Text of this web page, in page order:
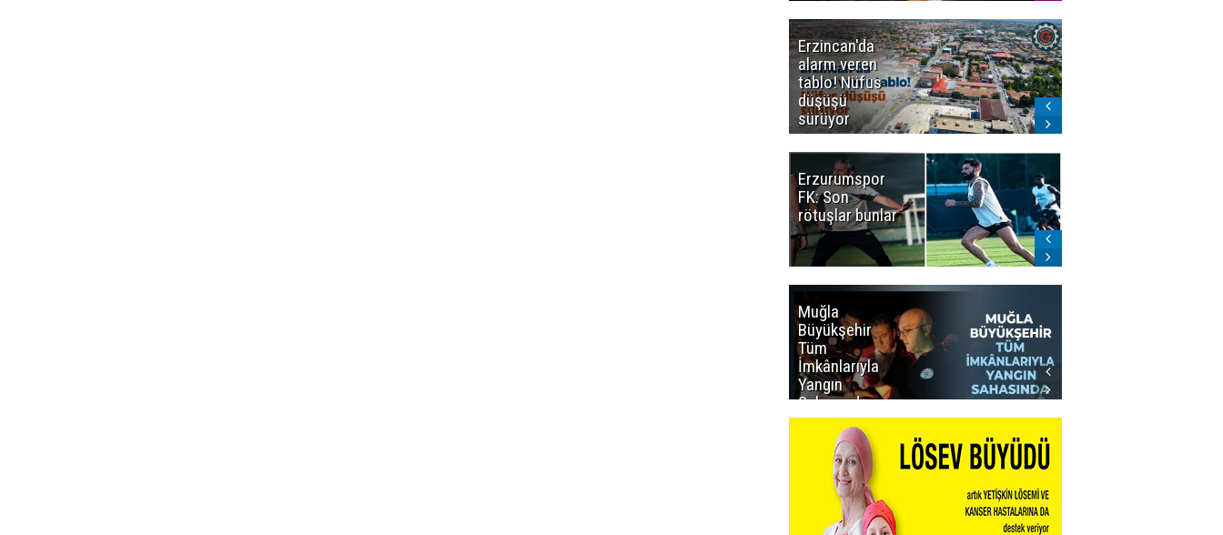
Erzincan'da
alarm veren
tablo! Nüfus
düşüşü
sürüyor
Erzurumspor
FK: Son
rötuşlar bunlar
Muğla
Büyükşehir
Tüm
İmkânlarıyla
Yangın
Sahasında